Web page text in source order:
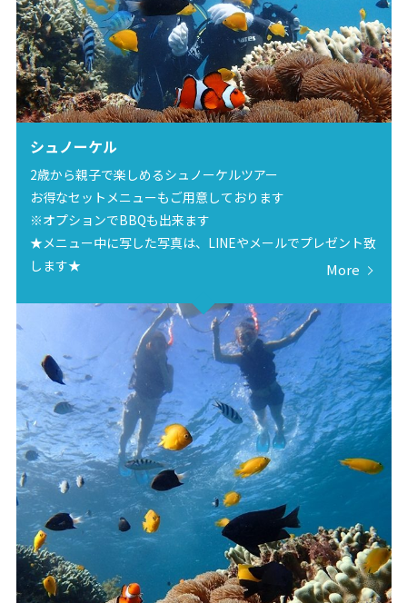
シュノーケル
2歳から親子で楽しめるシュノーケルツアー
お得なセットメニューもご用意しております
※オプションでBBQも出来ます
★メニュー中に写した写真は、LINEやメールでプレゼント致
します★
More